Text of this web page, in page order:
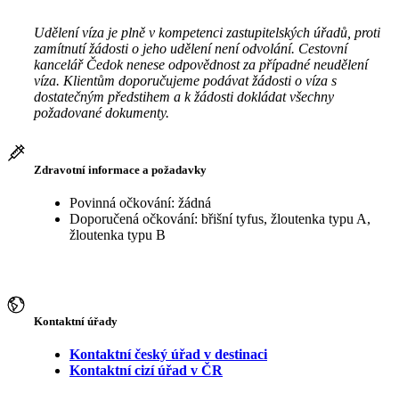
Udělení víza je plně v kompetenci zastupitelských úřadů, proti
zamítnutí žádosti o jeho udělení není odvolání. Cestovní
kancelář Čedok nenese odpovědnost za případné neudělení
víza. Klientům doporučujeme podávat žádosti o víza s
dostatečným předstihem a k žádosti dokládat všechny
požadované dokumenty.
Zdravotní informace a požadavky
Povinná očkování: žádná
Doporučená očkování: břišní tyfus, žloutenka typu A,
žloutenka typu B
Kontaktní úřady
Kontaktní český úřad v destinaci
Kontaktní cizí úřad v ČR